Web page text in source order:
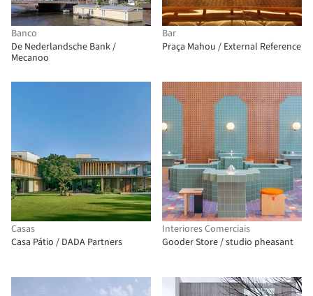
Banco
De Nederlandsche Bank /
Mecanoo
Bar
Praça Mahou / External Reference
Casas
Casa Pátio / DADA Partners
Interiores Comerciais
Gooder Store / studio pheasant